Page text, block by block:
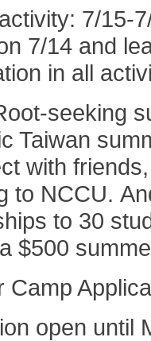
7/15-
7/14 and
in all
seeking
Taiwan
with
to NCCU.
to 30
$500
Camp
open until